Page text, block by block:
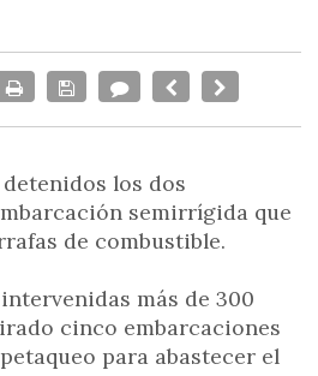
los dos
semirrígida que
de combustible.
más de 300
cinco embarcaciones
para abastecer el